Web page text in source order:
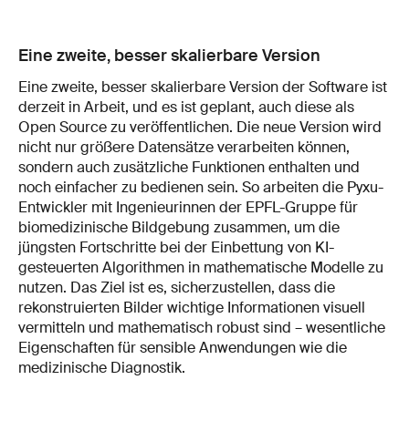
Eine zweite, besser skalierbare Version
Eine zweite, besser skalierbare Version der Software ist
derzeit in Arbeit, und es ist geplant, auch diese als
Open Source zu veröffentlichen. Die neue Version wird
nicht nur größere Datensätze verarbeiten können,
sondern auch zusätzliche Funktionen enthalten und
noch einfacher zu bedienen sein. So arbeiten die Pyxu-
Entwickler mit Ingenieurinnen der EPFL-Gruppe für
biomedizinische Bildgebung zusammen, um die
jüngsten Fortschritte bei der Einbettung von KI-
gesteuerten Algorithmen in mathematische Modelle zu
nutzen. Das Ziel ist es, sicherzustellen, dass die
rekonstruierten Bilder wichtige Informationen visuell
vermitteln und mathematisch robust sind – wesentliche
Eigenschaften für sensible Anwendungen wie die
medizinische Diagnostik.